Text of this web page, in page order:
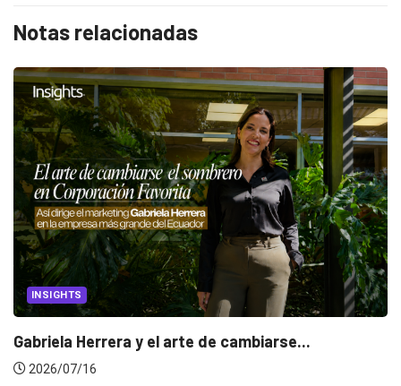
Notas relacionadas
INSIGHTS
Gabriela Herrera y el arte de cambiarse...
2026/07/16